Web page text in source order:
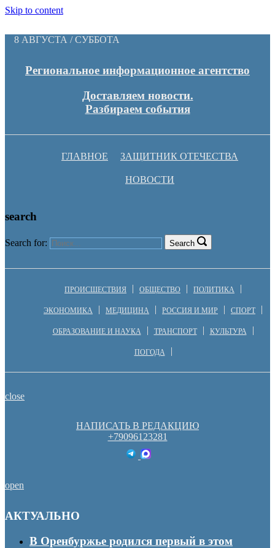
Skip to content
8 АВГУСТА / СУББОТА
Региональное информационное агентство
Доставляем новости.
Разбираем события
ГЛАВНОЕ ЗАЩИТНИК ОТЕЧЕСТВА
НОВОСТИ
search
Search for: Search
ПРОИСШЕСТВИЯ ОБЩЕСТВО ПОЛИТИКА
ЭКОНОМИКА МЕДИЦИНА РОССИЯ И МИР СПОРТ
ОБРАЗОВАНИЕ И НАУКА ТРАНСПОРТ КУЛЬТУРА
ПОГОДА
close
НАПИСАТЬ В РЕДАКЦИЮ
+79096123281
open
АКТУАЛЬНО
В Оренбуржье родился первый в этом